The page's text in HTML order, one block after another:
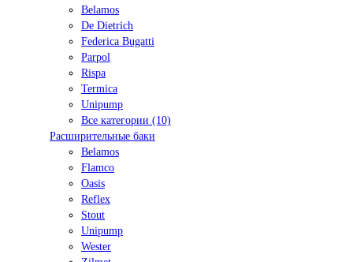
Belamos
De Dietrich
Federica Bugatti
Parpol
Rispa
Termica
Unipump
Все категории (10)
Расширительные баки
Belamos
Flamco
Oasis
Reflex
Stout
Unipump
Wester